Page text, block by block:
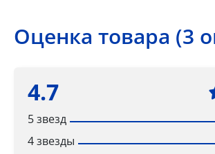
Оценка товара (3
4.7
5 звезд
4 звезды